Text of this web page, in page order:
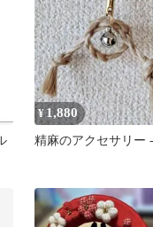
¥1,880
精麻のアクセサリー